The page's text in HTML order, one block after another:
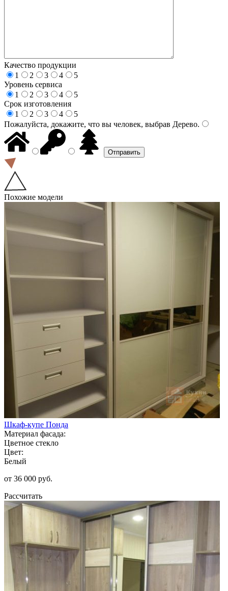
Качество продукции
1
2 3 4
5
Уровень сервиса
1
2 3 4
5
Срок изготовления
1
2 3 4
5
Пожалуйста, докажите, что вы человек, выбрав Дерево.
Похожие модели
Шкаф-купе Понда
Материал фасада:
Цветное стекло
Цвет:
Белый
от 36 000 руб.
Рассчитать